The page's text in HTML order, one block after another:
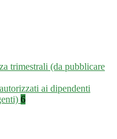
trimestrali (da pubblicare
ai dipendenti
6